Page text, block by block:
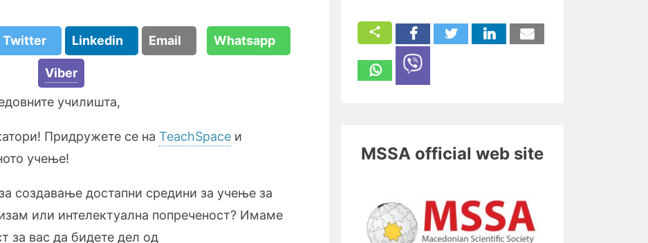
Twitter Linkedin Email Whatsapp
Viber
училишта,
Придружете се на TeachSpace и
учење!
создавање достапни средини за учење за
или интелектуална попреченост? Имаме
за вас да бидете дел од
MSSA official web site